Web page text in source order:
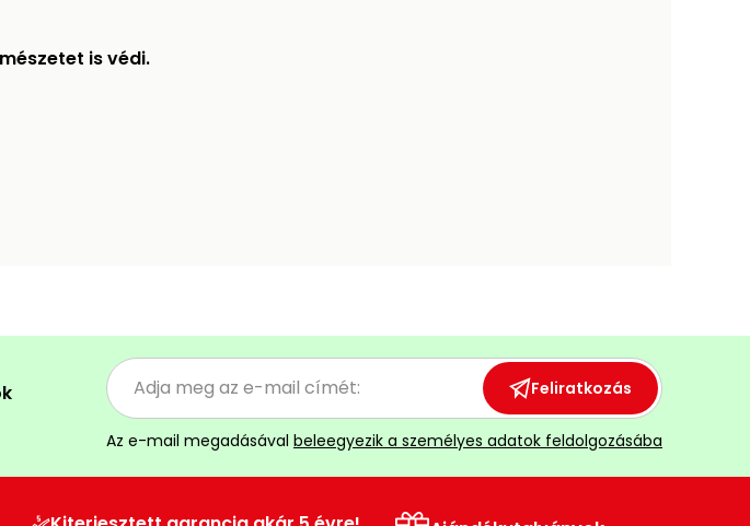
is védi.
Feliratkozás
Az e-mail megadásával beleegyezik a személyes adatok feldolgozásába